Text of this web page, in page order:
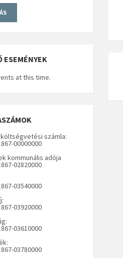
ESEMÉNYEK
at this time.
számla:
00000000
kommunális adója
02820000
03540000
03920000
03610000
03780000